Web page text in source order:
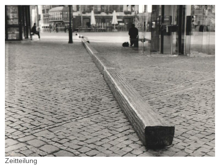
Zeitteilung